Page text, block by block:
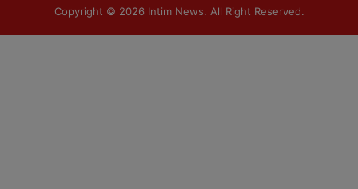
Copyright © 2026 Intim News. All Right Reserved.